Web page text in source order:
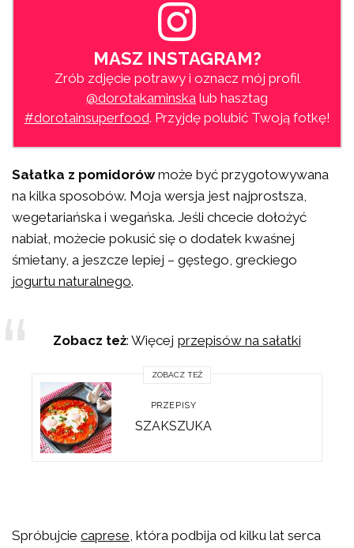
MASZ INSTAGRAM?
Zrób zdjęcie potrawy i oznacz mój profil
@dorotakaminska lub hasztag
#dorotainsuperfood. Przyjdę polubić Twoją fotkę!
Sałatka z pomidorów może być przygotowywana
na kilka sposobów. Moja wersja jest najprostsza,
wegetariańska i wegańska. Jeśli chcecie dołożyć
nabiał, możecie pokusić się o dodatek kwaśnej
śmietany, a jeszcze lepiej – gęstego, greckiego
jogurtu naturalnego.
Zobacz też: Więcej przepisów na sałatki
ZOBACZ TEŻ
PRZEPISY
SZAKSZUKA
Spróbujciecaprese, która podbija od kilku lat serca